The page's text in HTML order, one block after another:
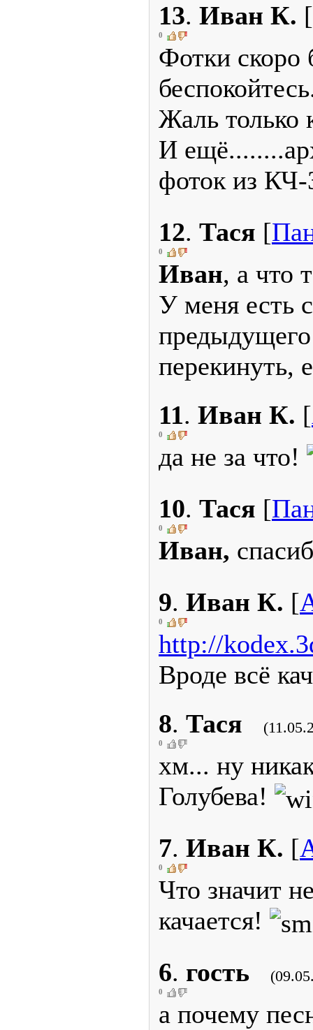
13. Иван К. [
0
Фотки скоро
Жаль только
И
фоток из
12. Тася [
0
Иван, а что
У меня есть
перекинуть,
11. Иван К. [
0
да не за что!
10. Тася [
0
Иван,
9. Иван К. [
0
http://
Вроде всё
8. Тася
0
хм... ну
Голубева!
7. Иван К. [
0
Что значит
качается!
6. гость
0
а почему